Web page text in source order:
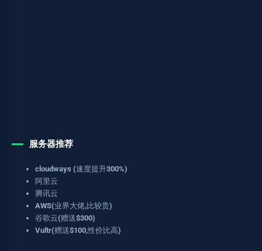
服务器推荐
cloudways (速度提升300%)
阿里云
腾讯云
AWS(业界大佬,比较贵)
谷歌云(赠送$300)
Vultr(赠送$100,性价比高)